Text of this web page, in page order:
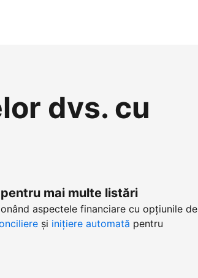
dvs. cu
mai multe listări
aspectele financiare cu opțiunile de
și inițiere automată pentru